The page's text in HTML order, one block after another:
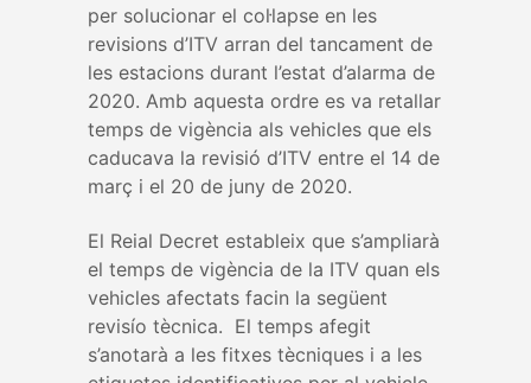
per solucionar el col·lapse en les
revisions d’ITV arran del tancament de
les estacions durant l’estat d’alarma de
2020. Amb aquesta ordre es va retallar
temps de vigència als vehicles que els
caducava la revisió d’ITV entre el 14 de
març i el 20 de juny de 2020.
El Reial Decret estableix que s’ampliarà
el temps de vigència de la ITV quan els
vehicles afectats facin la següent
revisío tècnica. El temps afegit
s’anotarà a les fitxes tècniques i a les